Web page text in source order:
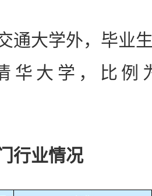
大学外，毕业生
华大学，比例
行业情况